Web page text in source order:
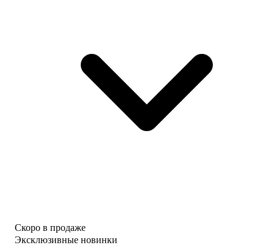
Скоро в продаже
Эксклюзивные новинки